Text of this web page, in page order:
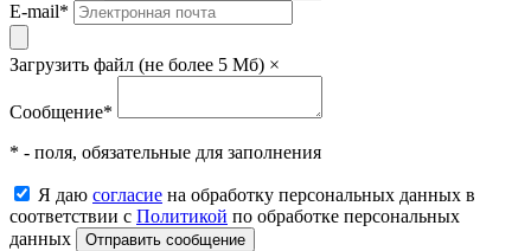
E-mail*
Загрузить файл (не более 5 Мб) ×
Сообщение*
* - поля, обязательные для заполнения
Я даю согласие на обработку персональных данных в
соответствии с Политикой по обработке персональных
данных
Отправить сообщение